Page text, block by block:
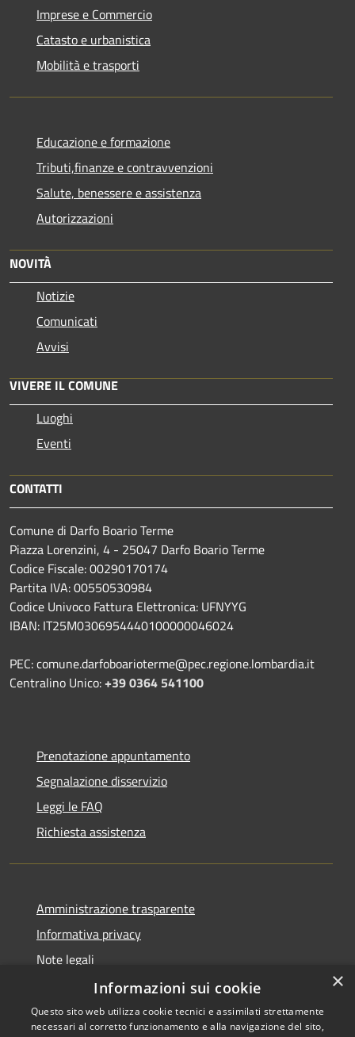
Imprese e Commercio
Catasto e urbanistica
Mobilità e trasporti
Educazione e formazione
Tributi,finanze e contravvenzioni
Salute, benessere e assistenza
Autorizzazioni
NOVITÀ
Notizie
Comunicati
Avvisi
VIVERE IL COMUNE
Luoghi
Eventi
CONTATTI
Comune di Darfo Boario Terme
Piazza Lorenzini, 4 - 25047 Darfo Boario Terme
Codice Fiscale: 00290170174
Partita IVA: 00550530984
Codice Univoco Fattura Elettronica: UFNYYG
IBAN: IT25M0306954440100000046024
PEC: comune.darfoboarioterme@pec.regione.lombardia.it
Centralino Unico:+39 0364 541100
Prenotazione appuntamento
Segnalazione disservizio
Leggi le FAQ
Richiesta assistenza
Amministrazione trasparente
Informativa privacy
Note legali
Dichiarazione di accessibilità
×
Informazioni sui cookie
Questo sito web utilizza cookie tecnici e assimilati strettamente
necessari al corretto funzionamento e alla navigazione del sito,